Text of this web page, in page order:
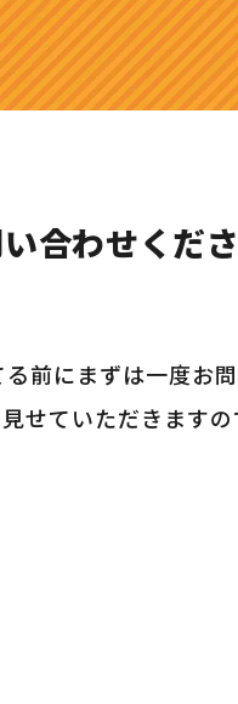
合わせくだ
前にまずは一度お問
せていただきます